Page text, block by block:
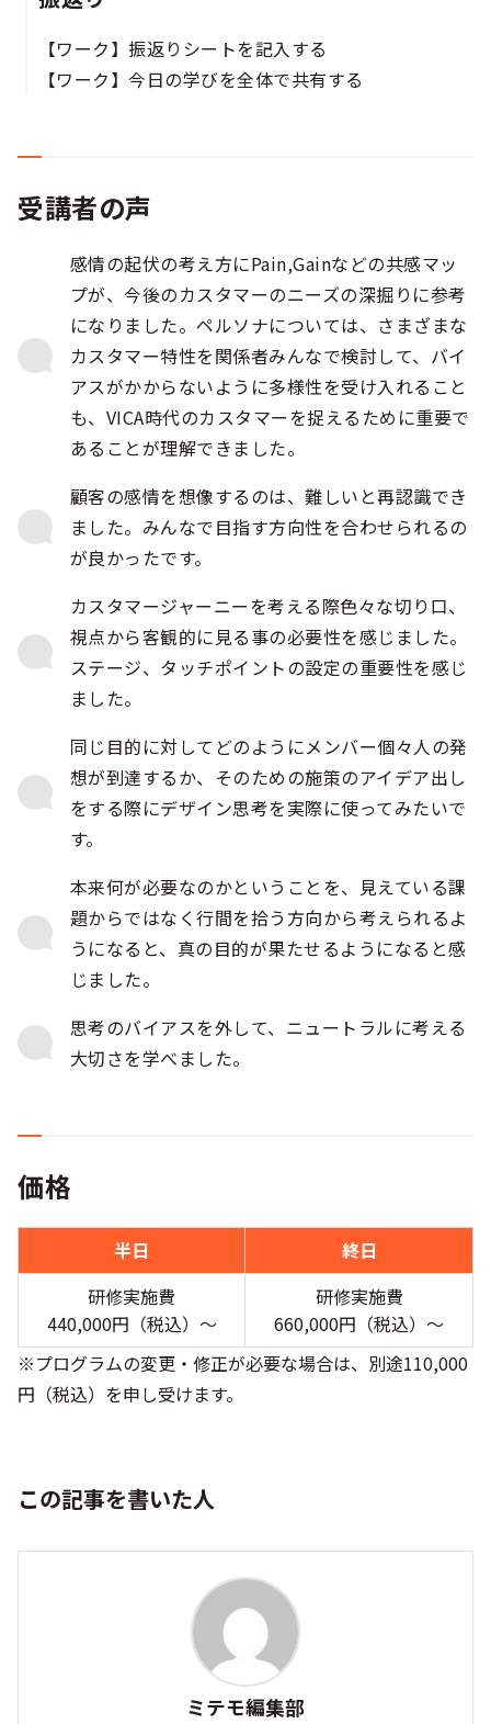
【ワーク】振返りシートを記入する​​​
【ワーク】今日の学びを全体で共有する
受講者の声
感情の起伏の考え方にPain,Gainなどの共感マッ
プが、今後のカスタマーのニーズの深掘りに参考
になりました。ペルソナについては、さまざまな
カスタマー特性を関係者みんなで検討して、バイ
アスがかからないように多様性を受け入れること
も、VICA時代のカスタマーを捉えるために重要で
あることが理解できました。
顧客の感情を想像するのは、難しいと再認識でき
ました。みんなで目指す方向性を合わせられるの
が良かったです。
カスタマージャーニーを考える際色々な切り口、
視点から客観的に見る事の必要性を感じました。
ステージ、タッチポイントの設定の重要性を感じ
ました。​
同じ目的に対してどのようにメンバー個々人の発
想が到達するか、そのための施策のアイデア出し
をする際にデザイン思考を実際に使ってみたいで
す。
本来何が必要なのかということを、見えている課
題からではなく行間を拾う方向から考えられるよ
うになると、真の目的が果たせるようになると感
じました。
思考のバイアスを外して、ニュートラルに考える
大切さを学べました。
価格
半日
終日
研修実施費
440,000円（税込）〜
研修実施費
660,000円（税込）〜
※プログラムの変更・修正が必要な場合は、別途110,000
円（税込）を申し受けます。
この記事を書いた人
ミテモ編集部